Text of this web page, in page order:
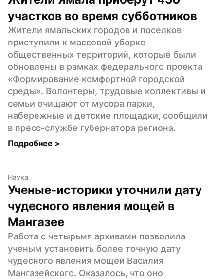
участков во время субботников
Жители ямальских городов и поселков
приступили к массовой уборке
общественных территорий, которые были
обновлены в рамках федерального проекта
«Формирование комфортной городской
среды». Волонтеры, трудовые коллективы и
семьи очищают от мусора парки,
набережные и детские площадки, сообщили
в пресс-службе губернатора региона.
Подробнее >
Наука
Ученые-историки уточнили дату
чудесного явления мощей в
Мангазее
Работа с четырьмя архивами позволила
ученым установить более точную дату
чудесного явления мощей Василия
Мангазейского. Оказалось, что оно